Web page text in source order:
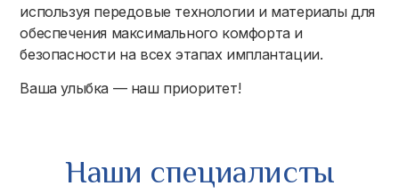
используя передовые технологии и материалы для
обеспечения максимального комфорта и
безопасности на всех этапах имплантации.
Ваша улыбка — наш приоритет!
Наши специалисты